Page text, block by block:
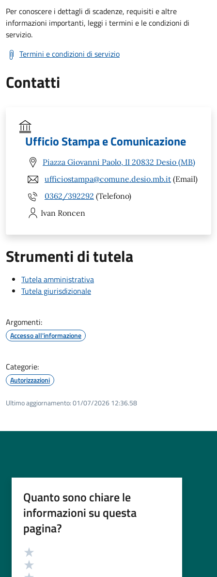
Per conoscere i dettagli di scadenze, requisiti e altre
informazioni importanti, leggi i termini e le condizioni di
servizio.
Termini e condizioni di servizio
Contatti
Ufficio Stampa e Comunicazione
Piazza Giovanni Paolo, II 20832 Desio (MB)
ufficiostampa@comune.desio.mb.it (Email)
0362/392292 (Telefono)
Ivan Roncen
Strumenti di tutela
Tutela amministrativa
Tutela giurisdizionale
Argomenti:
Accesso all'informazione
Categorie:
Autorizzazioni
Ultimo aggiornamento:01/07/2026 12:36.58
Quanto sono chiare le
informazioni su questa
pagina?
Valutazione